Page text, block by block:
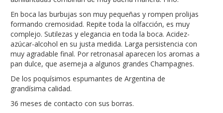
En boca las burbujas son muy pequeñas y rompen prolijas
formando cremosidad. Repite toda la olfacción, es muy
complejo. Sutilezas y elegancia en toda la boca. Acidez-
azúcar-alcohol en su justa medida. Larga persistencia con
muy agradable final. Por retronasal aparecen los aromas a
pan dulce, que asemeja a algunos grandes Champagnes.
De los poquísimos espumantes de Argentina de
grandísima calidad.
36 meses de contacto con sus borras.